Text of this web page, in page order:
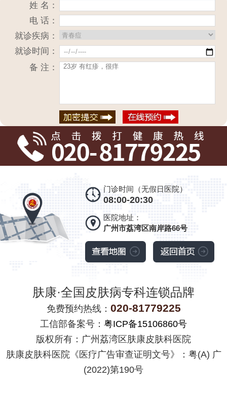
姓 名：
电 话：
就诊疾病：
就诊时间：
备 注：
门诊时间（无假日医院）
08:00-20:30
医院地址：
广州市荔湾区南岸路66号
肤康·全国皮肤病专科连锁品牌
免费预约热线： 020-81779225
工信部备案号： 粤ICP备15106860号
版权所有：广州荔湾区肤康皮肤科医院
肤康皮肤科医院《医疗广告审查证明文号》：粤(A) 广
(2022)第190号